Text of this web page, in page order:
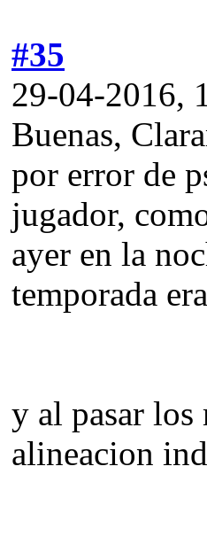
#35
29-04-2016,
Buenas,
por error de
jugador,
ayer en la
temporada
y al pasar los
alineacion